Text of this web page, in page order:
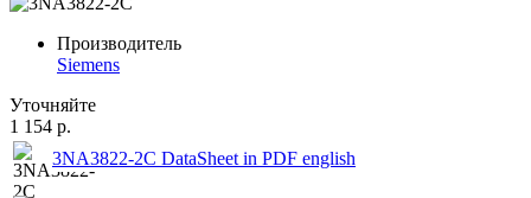
Производитель
Siemens
Уточняйте
1 154 р.
3NA3822-2C DataSheet in PDF english